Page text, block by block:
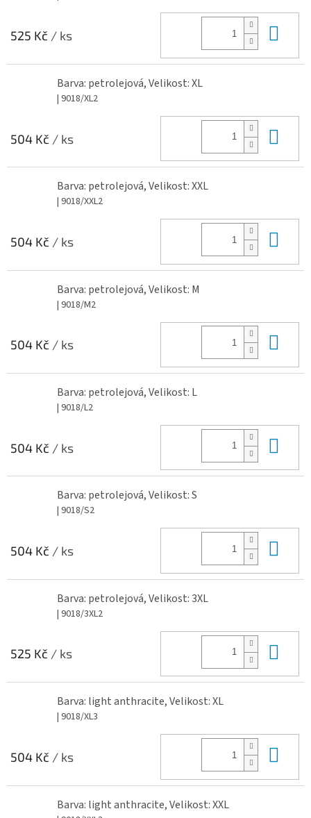
525 Kč / ks
Barva: petrolejová, Velikost: XL
| 9018/XL2
504 Kč / ks
Barva: petrolejová, Velikost: XXL
| 9018/XXL2
504 Kč / ks
Barva: petrolejová, Velikost: M
| 9018/M2
504 Kč / ks
Barva: petrolejová, Velikost: L
| 9018/L2
504 Kč / ks
Barva: petrolejová, Velikost: S
| 9018/S2
504 Kč / ks
Barva: petrolejová, Velikost: 3XL
| 9018/3XL2
525 Kč / ks
Barva: light anthracite, Velikost: XL
| 9018/XL3
504 Kč / ks
Barva: light anthracite, Velikost: XXL